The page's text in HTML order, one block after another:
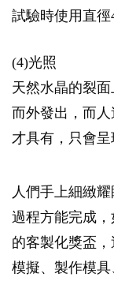
試驗時使用直徑
(4)光照
天然水晶的裂
而外發出，而
才具有，只會呈
人們手上細緻
過程方能完成
的客製化獎盃
模擬、製作模